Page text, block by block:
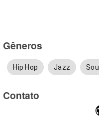
Gêneros
Hip Hop Jazz Soul
Contato